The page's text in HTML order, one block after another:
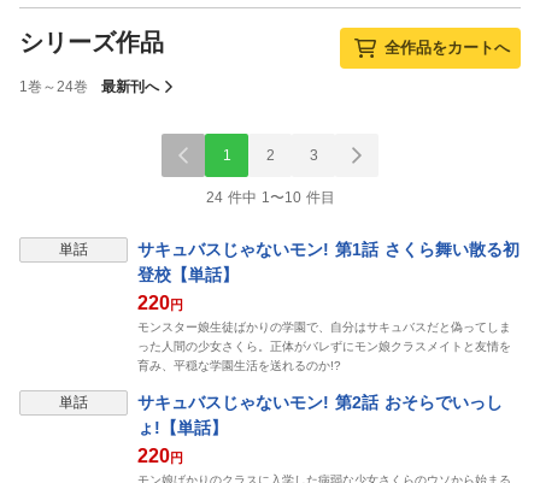
シリーズ作品 全作品をカートへ
1巻～24巻 最新刊へ
1 2 3
24 件中 1〜10 件目
表示制限中
単話
サキュバスじゃないモン! 第1話 さくら舞い散る初
登校【単話】
220円
モンスター娘生徒ばかりの学園で、自分はサキュバスだと偽ってしま
った人間の少女さくら。正体がバレずにモン娘クラスメイトと友情を
育み、平穏な学園生活を送れるのか!?
表示制限中
単話
サキュバスじゃないモン! 第2話 おそらでいっし
ょ!【単話】
220円
モン娘ばかりのクラスに入学した病弱な少女さくらのウソから始まる